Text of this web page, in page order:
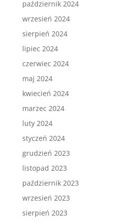
październik 2024
wrzesień 2024
sierpień 2024
lipiec 2024
czerwiec 2024
maj 2024
kwiecień 2024
marzec 2024
luty 2024
styczeń 2024
grudzień 2023
listopad 2023
październik 2023
wrzesień 2023
sierpień 2023